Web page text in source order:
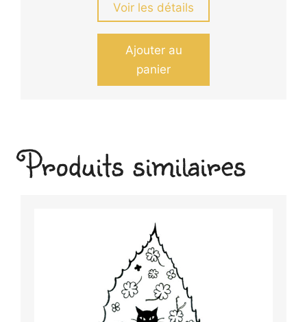
Voir les détails
Ajouter au
panier
Produits similaires